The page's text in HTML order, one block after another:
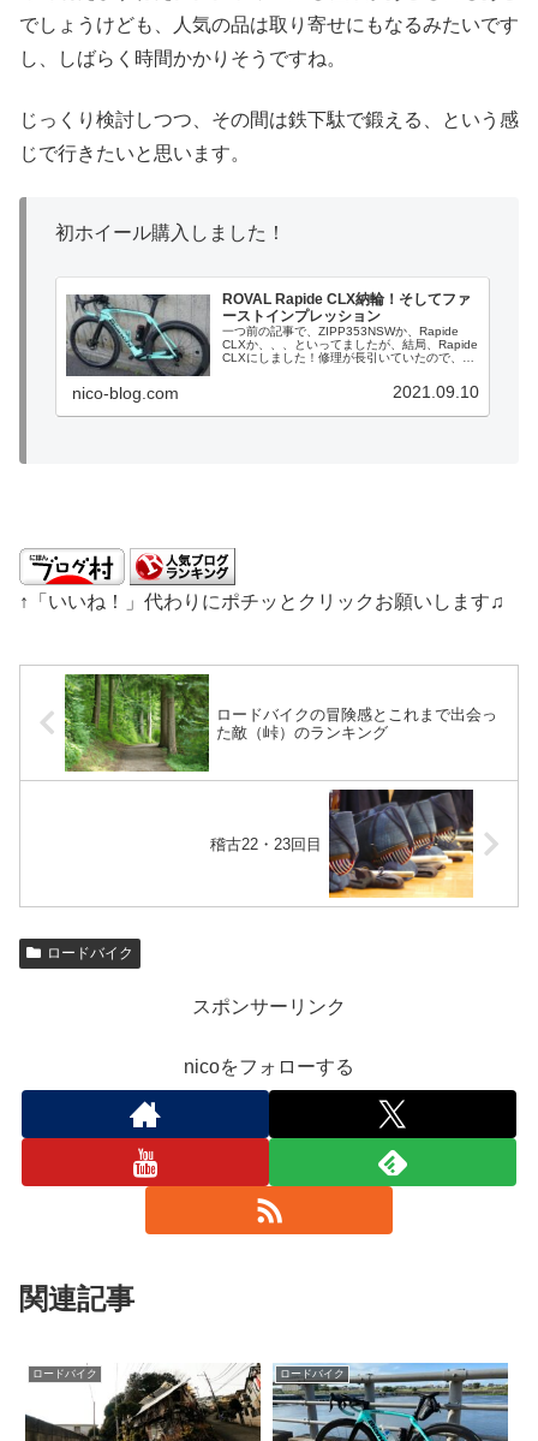
でしょうけども、人気の品は取り寄せにもなるみたいです
し、しばらく時間かかりそうですね。
じっくり検討しつつ、その間は鉄下駄で鍛える、という感
じで行きたいと思います。
初ホイール購入しました！
ROVAL Rapide CLX納輪！そしてファ
ーストインプレッション
一つ前の記事で、ZIPP353NSWか、Rapide
CLXか、、、といってましたが、結局、Rapide
CLXにしました！修理が長引いていたので、ホ
た。うおお、、、嬉しい！！！ZIPP353NSW
nico-blog.com 2021.09.10
↑「いいね！」代わりにポチッとクリックお願いします♫
ロードバイクの冒険感とこれまで出会っ
た敵（峠）のランキング
稽古22・23回目
ロードバイク
スポンサーリンク
nicoをフォローする
関連記事
ロードバイク ロードバイク